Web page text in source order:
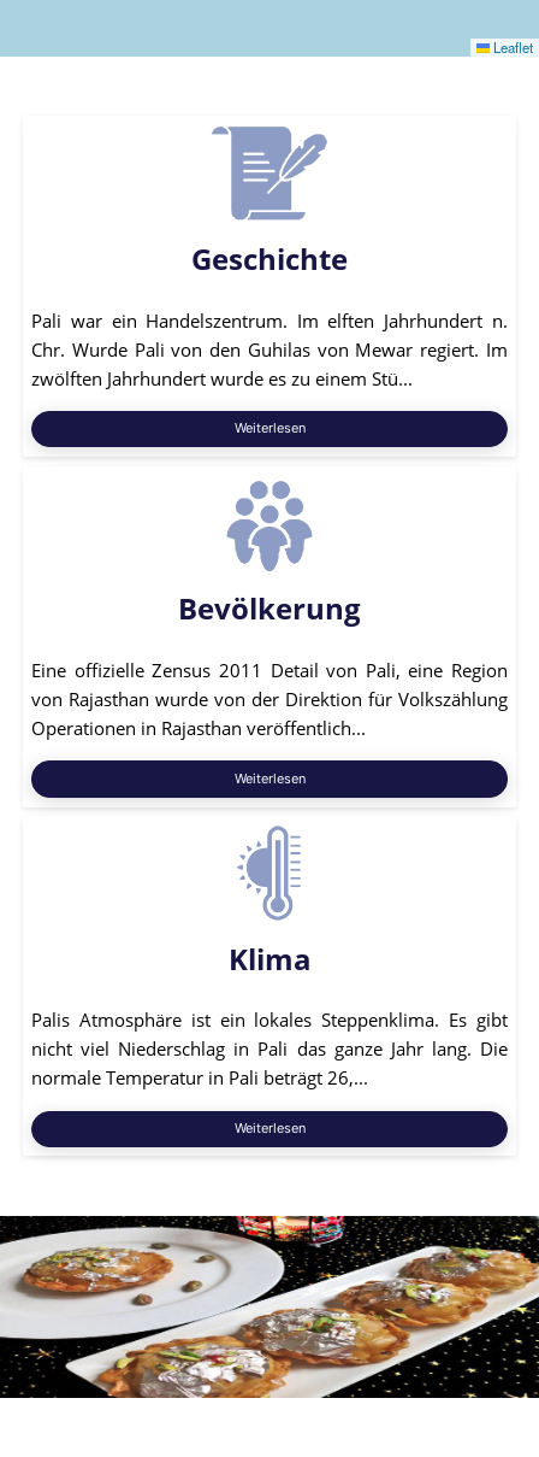
Leaflet
Geschichte
Pali war ein Handelszentrum. Im elften Jahrhundert n.
Chr. Wurde Pali von den Guhilas von Mewar regiert. Im
zwölften Jahrhundert wurde es zu einem Stü...
Weiterlesen
Bevölkerung
Eine offizielle Zensus 2011 Detail von Pali, eine Region
von Rajasthan wurde von der Direktion für Volkszählung
Operationen in Rajasthan veröffentlich...
Weiterlesen
Klima
Palis Atmosphäre ist ein lokales Steppenklima. Es gibt
nicht viel Niederschlag in Pali das ganze Jahr lang. Die
normale Temperatur in Pali beträgt 26,...
Weiterlesen